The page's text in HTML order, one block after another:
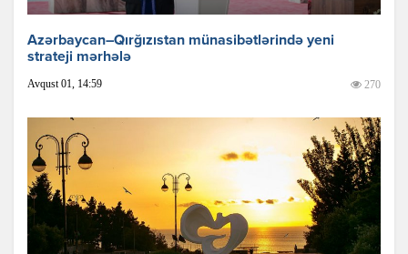
Azərbaycan–Qırğızıstan münasibətlərində yeni
strateji mərhələ
Avqust 01, 14:59 270